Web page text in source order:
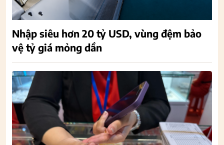
Nhập siêu hơn 20 tỷ USD, vùng đệm bảo
vệ tỷ giá mỏng dần